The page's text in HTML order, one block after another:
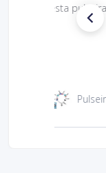
Santa